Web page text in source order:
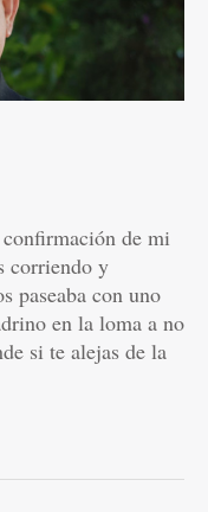
de mi
corriendo y
paseaba con uno
en la loma a no
si te alejas de la